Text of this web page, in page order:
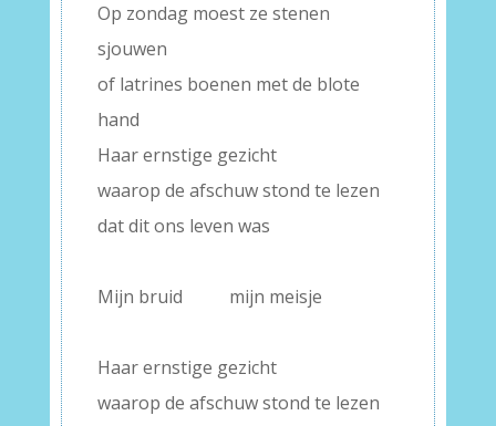
Op zondag moest ze stenen
sjouwen
of latrines boenen met de blote
hand
Haar ernstige gezicht
waarop de afschuw stond te lezen
dat dit ons leven was
Mijn bruid
mijn meisje
Haar ernstige gezicht
waarop de afschuw stond te lezen